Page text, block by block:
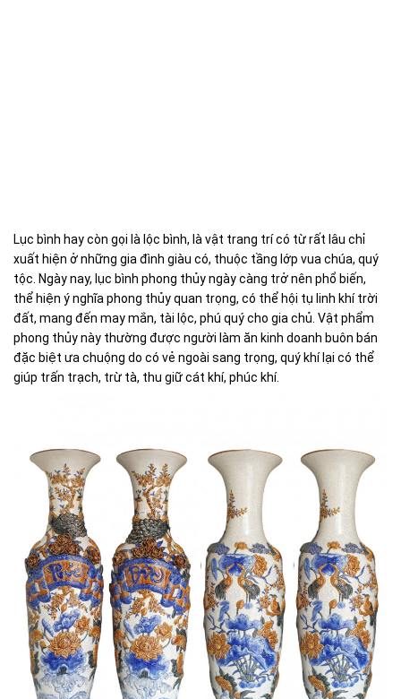
Lục bình hay còn gọi là lộc bình, là vật trang trí có từ rất lâu chỉ
xuất hiện ở những gia đình giàu có, thuộc tầng lớp vua chúa, quý
tộc. Ngày nay, lục bình phong thủy ngày càng trở nên phổ biến,
thể hiện ý nghĩa phong thủy quan trọng, có thể hội tụ linh khí trời
đất, mang đến may mắn, tài lộc, phú quý cho gia chủ. Vật phẩm
phong thủy này thường được người làm ăn kinh doanh buôn bán
đặc biệt ưa chuộng do có vẻ ngoài sang trọng, quý khí lại có thể
giúp trấn trạch, trừ tà, thu giữ cát khí, phúc khí.